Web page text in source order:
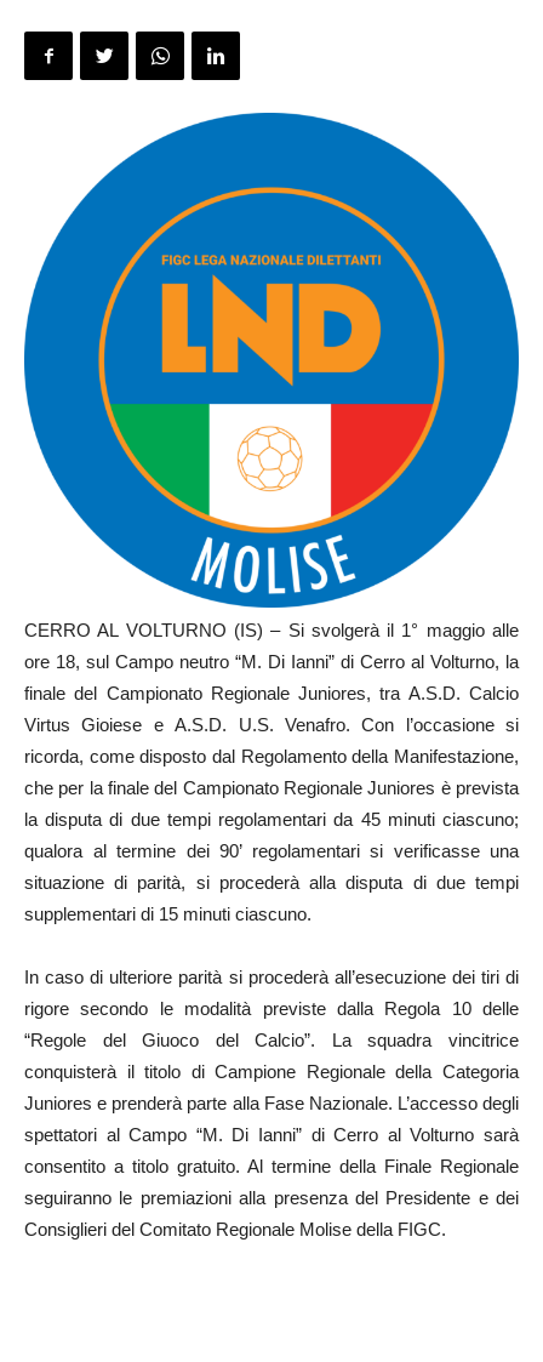
CERRO AL VOLTURNO (IS) – Si svolgerà il 1° maggio alle
ore 18, sul Campo neutro “M. Di Ianni” di Cerro al Volturno, la
finale del Campionato Regionale Juniores, tra A.S.D. Calcio
Virtus Gioiese e A.S.D. U.S. Venafro. Con l’occasione si
ricorda, come disposto dal Regolamento della Manifestazione,
che per la finale del Campionato Regionale Juniores è prevista
la disputa di due tempi regolamentari da 45 minuti ciascuno;
qualora al termine dei 90’ regolamentari si verificasse una
situazione di parità, si procederà alla disputa di due tempi
supplementari di 15 minuti ciascuno.
In caso di ulteriore parità si procederà all’esecuzione dei tiri di
rigore secondo le modalità previste dalla Regola 10 delle
“Regole del Giuoco del Calcio”. La squadra vincitrice
conquisterà il titolo di Campione Regionale della Categoria
Juniores e prenderà parte alla Fase Nazionale. L’accesso degli
spettatori al Campo “M. Di Ianni” di Cerro al Volturno sarà
consentito a titolo gratuito. Al termine della Finale Regionale
seguiranno le premiazioni alla presenza del Presidente e dei
Consiglieri del Comitato Regionale Molise della FIGC.